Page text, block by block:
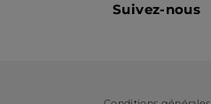
Suivez-nous